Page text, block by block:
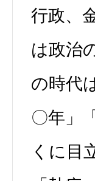
行政、
は政治
の時代
〇年」
くに目